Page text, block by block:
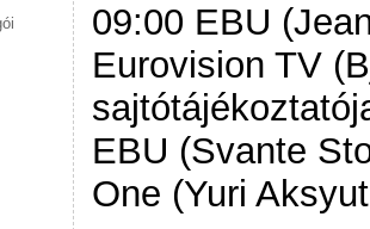
09:00 EBU
Eurovision TV
EBU (Svante
One (Yuri